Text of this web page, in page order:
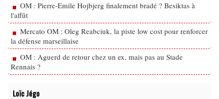
OM : Pierre-Emile Hojbjerg finalement bradé ? Besiktas à
l'affût
Mercato OM : Oleg Reabciuk, la piste low cost pour renforcer
la défense marseillaise
OM : Aguerd de retour chez un ex, mais pas au Stade
Rennais ?
Loïc Jégo